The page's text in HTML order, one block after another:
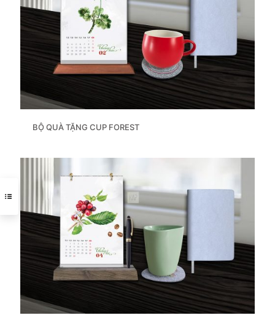
BỘ QUÀ TẶNG CUP FOREST